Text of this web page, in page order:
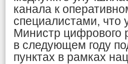
канала к
специалистами, что
Министр цифрового
в следующем году
пунктах в рамках